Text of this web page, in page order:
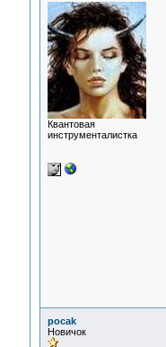
Квантовая
инструменталистка
pocak
Новичок